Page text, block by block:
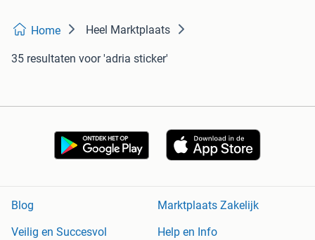
Home Heel Marktplaats
35 resultaten voor 'adria sticker'
Blog
Marktplaats Zakelijk
Veilig en Succesvol
Help en Info